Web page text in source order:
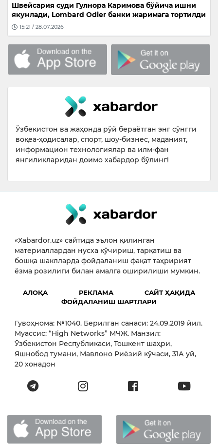
Швейсария суди Гулнора Каримова бўйича ишни
якунлади, Lombard Odier банки жаримага тортилди
15:21 / 28.07.2026
Ўзбекистон ва жаҳонда рўй бераётган энг сўнгги
воқеа-ҳодисалар, спорт, шоу-бизнес, маданият,
информацион технологиялар ва илм-фан
янгиликларидан доимо хабардор бўлинг!
«Xabardor.uz» сайтида эълон қилинган
материаллардан нусха кўчириш, тарқатиш ва
бошқа шаклларда фойдаланиш фақат таҳририят
ёзма розилиги билан амалга оширилиши мумкин.
АЛОҚА РЕКЛАМА
САЙТ ҲАҚИДА
ФОЙДАЛАНИШ ШАРТЛАРИ
Гувоҳнома: №1040. Берилган санаси: 24.09.2019 йил.
Муассис: “High Networks” МЧЖ. Манзил:
Ўзбекистон Республикаси, Тошкент шаҳри,
Яшнобод тумани, Мавлоно Риёзий кўчаси, 31А уй,
20 хонадон